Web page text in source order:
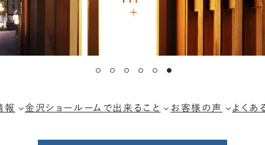
報 金沢ショールームで出来ること お客様の声 よくあ